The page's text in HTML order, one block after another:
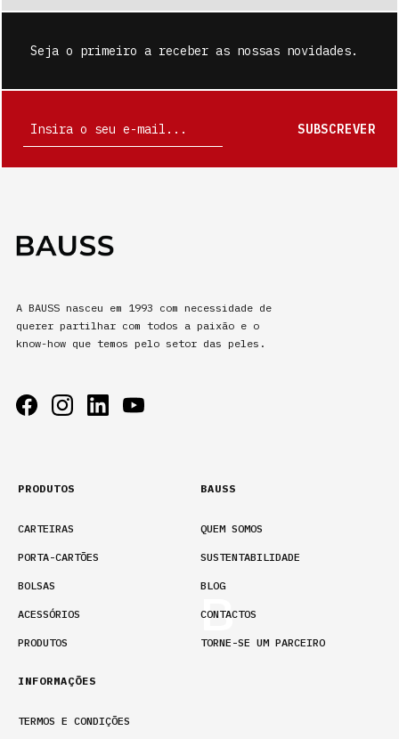
Seja o primeiro a receber as nossas novidades.
SUBSCREVER
A BAUSS nasceu em 1993 com necessidade de
querer partilhar com todos a paixão e o
know-how que temos pelo setor das peles.
PRODUTOS
CARTEIRAS
PORTA-CARTÕES
BOLSAS
ACESSÓRIOS
PRODUTOS
BAUSS
QUEM SOMOS
SUSTENTABILIDADE
BLOG
CONTACTOS
TORNE-SE UM PARCEIRO
INFORMAÇÕES
TERMOS E CONDIÇÕES